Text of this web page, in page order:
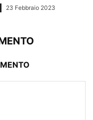
23 Febbraio 2023